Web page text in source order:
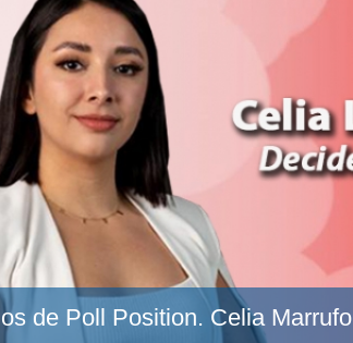
de Poll Position. Celia Marrufo